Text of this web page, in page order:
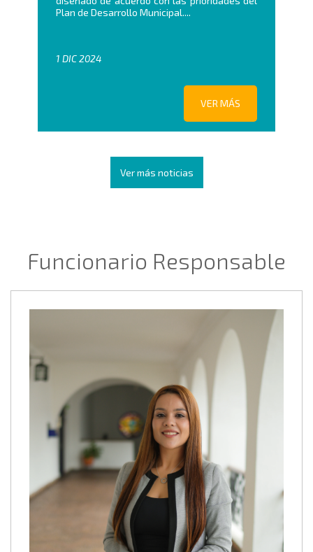
Plan de Desarrollo Municipal....
1 DIC 2024
VER MÁS
Ver más noticias
Funcionario Responsable